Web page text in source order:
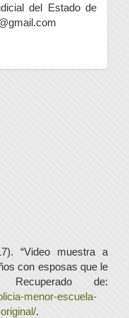
del Estado de
“Video muestra a
con esposas que le
Recuperado de:
menor-escuela-
.